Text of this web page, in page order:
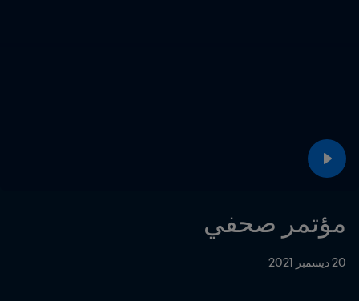
مؤتمر صحفي
20 ديسمبر 2021